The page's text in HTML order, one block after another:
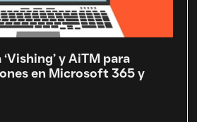
y AiTM para
en Microsoft 365 y